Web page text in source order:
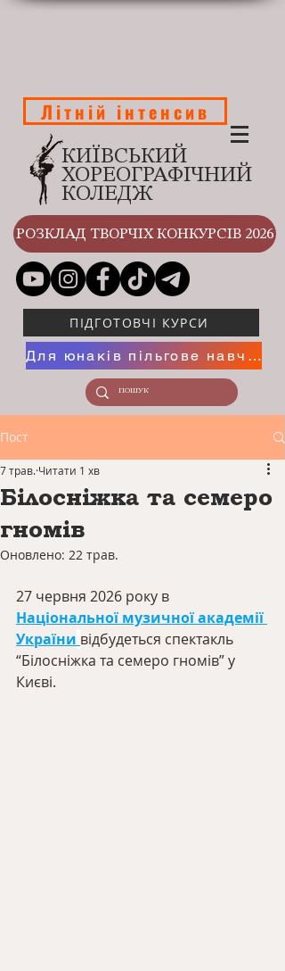
КИЇВСЬКИЙ
ХОРЕОГРАФІЧНИЙ
КОЛЕДЖ
Літній інтенсив
РОЗКЛАД ТВОРЧІХ КОНКУРСІВ 2026
ПІДГОТОВЧІ КУРСИ
Для юнаків пільгове навчання
Пост
Білосніжка та семеро
гномів
7 трав. Читати 1 хв
Оновлено: 22 трав.
27 червня 2026 року в
Національної музичної академії
України відбудеться спектакль
“Білосніжка та семеро гномів” у
Києві.